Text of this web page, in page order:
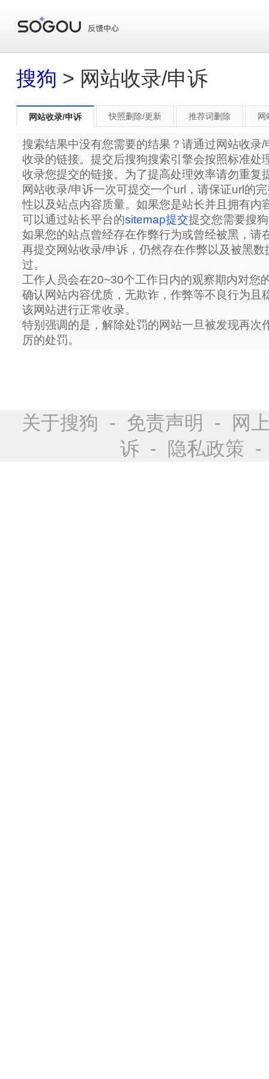
搜狗 > 网站收录/申诉
网站收录/申诉 快照删除/更新 推荐词删除 网
搜索结果中没有您需要的结果？请通过网站收录
收录的链接。提交后搜狗搜索引擎会按照标准处
收录您提交的链接。为了提高处理效率请勿重复
网站收录/申诉一次可提交一个url，请保证url的
性以及站点内容质量。如果您是站长并且拥有内
可以通过站长平台的sitemap提交提交您需要搜
如果您的站点曾经存在作弊行为或曾经被黑，请
再提交网站收录/申诉，仍然存在作弊以及被黑
过。
工作人员会在20~30个工作日内的观察期内对您
确认网站内容优质，无欺诈，作弊等不良行为且
该网站进行正常收录。
特别强调的是，解除处罚的网站一旦被发现再次
厉的处罚。
关于搜狗 - 免责声明 -
网
诉 - 隐私政策 -